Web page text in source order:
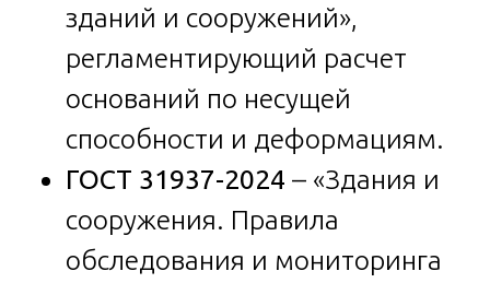
зданий и сооружений»,
регламентирующий расчет
оснований по несущей
способности и деформациям.
ГОСТ 31937-2024 – «Здания и
сооружения. Правила
обследования и мониторинга